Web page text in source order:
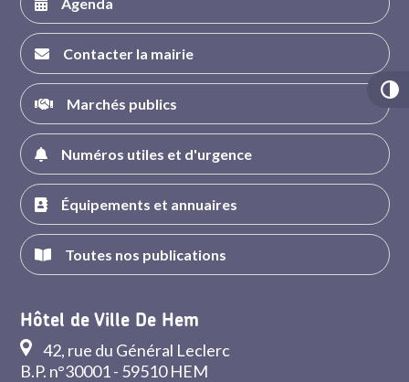
Contacter la mairie
Marchés publics
Numéros utiles et d'urgence
Équipements et annuaires
Toutes nos publications
Hôtel de Ville De Hem
42, rue du Général Leclerc
B.P. n°30001 - 59510 HEM